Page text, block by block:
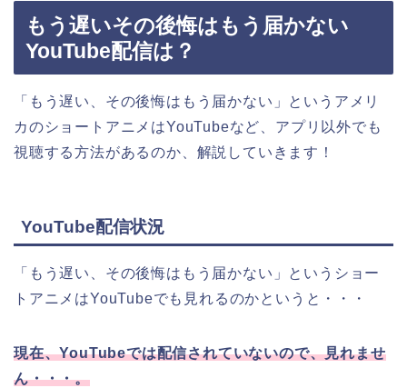
もう遅いその後悔はもう届かない
YouTube配信は？
「もう遅い、その後悔はもう届かない 」 というアメリ
カのショートアニメはYouTubeなど、アプリ以外でも
視聴する方法があるのか、解説していきます！
YouTube配信状況
「もう遅い、その後悔はもう届かない 」 というショー
トアニメはYouTubeでも見れるのかというと・・・
現在、YouTubeでは配信されていないので、見れませ
ん・・・。